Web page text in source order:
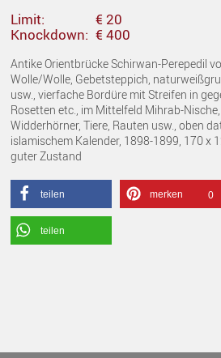
Limit:
€ 20
Knockdown: € 400
Antike Orientbrücke Schirwan-Perepedil
Wolle/Wolle, Gebetsteppich,
usw., vierfache Bordüre mit Streifen in
Rosetten etc., im Mittelfeld Mihrab-
Widderhörner, Tiere, Rauten usw., oben
islamischem Kalender, 1898-1899, 170 x
guter Zustand
teilen merken 0
teilen